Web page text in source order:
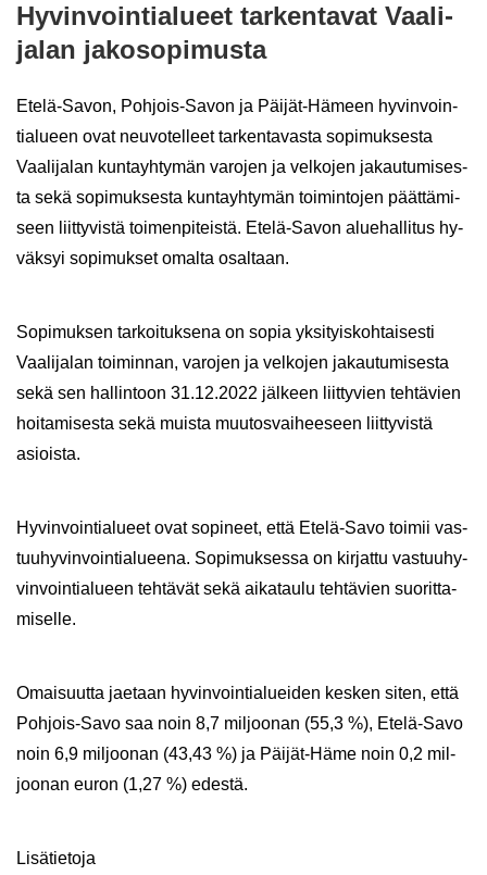
Hy­vin­voin­tia­lu­eet tar­ken­ta­vat Vaa­li­
ja­lan ja­ko­so­pi­mus­ta
Etelä-​Savon, Pohjois-​Savon ja Päijät-​Hämeen hy­vin­voin­
tia­lu­een ovat neu­vo­tel­leet tar­ken­ta­vas­ta so­pi­muk­ses­ta
Vaa­li­ja­lan kun­tayh­ty­män va­ro­jen ja vel­ko­jen ja­kau­tu­mi­ses­
ta sekä so­pi­muk­ses­ta kun­tayh­ty­män toi­min­to­jen päät­tä­mi­
seen liit­ty­vis­tä toi­men­pi­teis­tä. Etelä-​Savon alue­hal­li­tus hy­
väk­syi so­pi­muk­set omal­ta osal­taan.
So­pi­muk­sen tar­koi­tuk­se­na on sopia yk­si­tyis­koh­tai­ses­ti
Vaa­li­ja­lan toi­min­nan, va­ro­jen ja vel­ko­jen ja­kau­tu­mi­ses­ta
sekä sen hal­lin­toon 31.12.2022 jäl­keen liit­ty­vien teh­tä­vien
hoi­ta­mi­ses­ta sekä muis­ta muu­tos­vai­hee­seen liit­ty­vis­tä
asiois­ta.
Hy­vin­voin­tia­lu­eet ovat so­pi­neet, että Etelä-​Savo toi­mii vas­
tuu­hy­vin­voin­tia­lu­ee­na. So­pi­muk­ses­sa on kir­jat­tu vas­tuu­hy­
vin­voin­tia­lu­een teh­tä­vät sekä ai­ka­tau­lu teh­tä­vien suo­rit­ta­
mi­sel­le.
Omai­suut­ta jae­taan hy­vin­voin­tia­luei­den kes­ken siten, että
Pohjois-​Savo saa noin 8,7 mil­joo­nan (55,3 %), Etelä-​Savo
noin 6,9 mil­joo­nan (43,43 %) ja Päijät-​Häme noin 0,2 mil­
joo­nan euron (1,27 %) edes­tä.
Li­sä­tie­to­ja